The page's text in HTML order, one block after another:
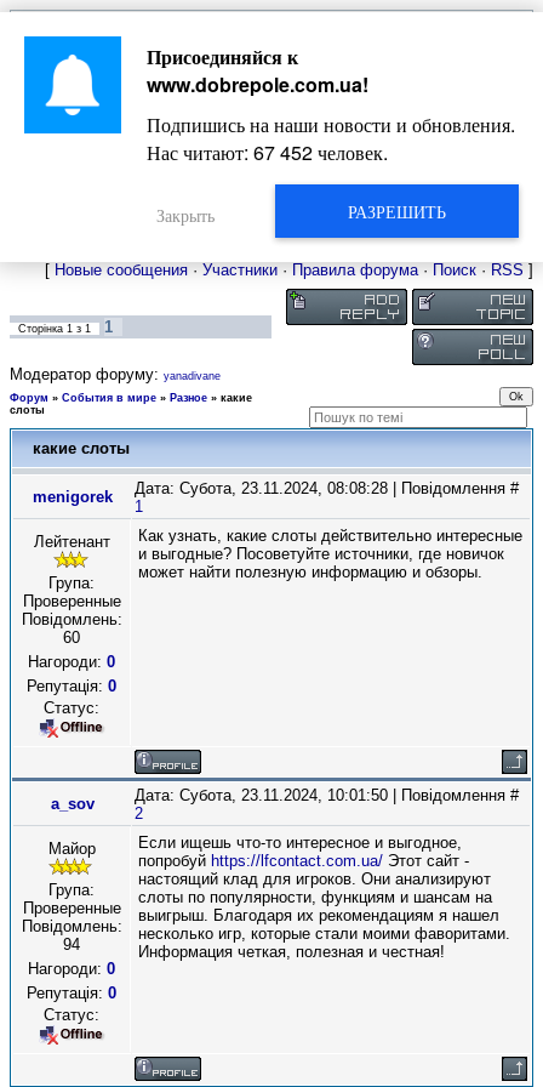
Главная
Новости
Довідкова
Фото
Оголошення
Видео
Жизнь Добропольского края
[ Новые сообщения · Участники · Правила форума· Поиск · RSS ]
Сторінка 1 з 1 1
Модератор форуму: yanadivane
Форум » События в мире » Разное » какие
слоты
какие слоты
menigorek
Дата: Субота, 23.11.2024, 08:08:28 | Повідомлення #
1
Лейтенант
Група:
Проверенные
Повідомлень:
60
Нагороди: 0
Репутація: 0
Статус:
Как узнать, какие слоты действительно интересные
и выгодные? Посоветуйте источники, где новичок
может найти полезную информацию и обзоры.
a_sov
Дата: Субота, 23.11.2024, 10:01:50 | Повідомлення #
2
Майор
Група:
Проверенные
Повідомлень:
94
Нагороди: 0
Репутація: 0
Статус:
Если ищешь что-то интересное и выгодное,
попробуй https://lfcontact.com.ua/ Этот сайт -
настоящий клад для игроков. Они анализируют
слоты по популярности, функциям и шансам на
выигрыш. Благодаря их рекомендациям я нашел
несколько игр, которые стали моими фаворитами.
Информация четкая, полезная и честная!
Присоединяйся к
www.dobrepole.com.ua!
Подпишись на наши новости и обновления.
Нас читают: 67 452человек.
РАЗРЕШИТЬ
Закрыть